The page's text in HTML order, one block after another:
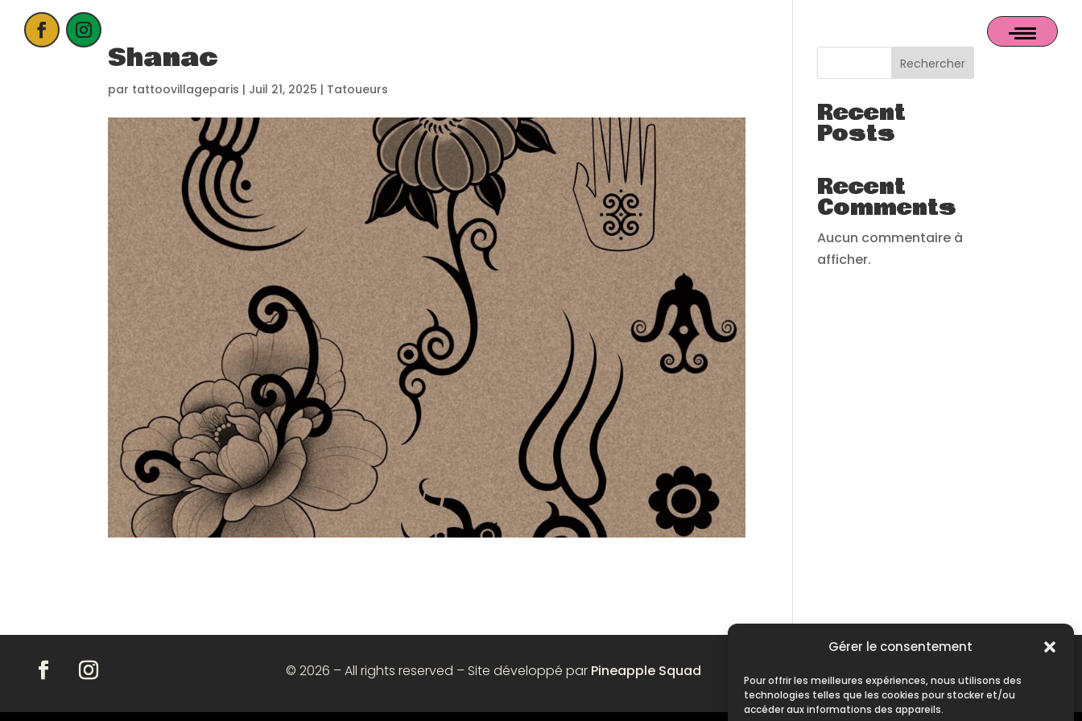
Gérer le consentement
Pour offrir les meilleures expériences, nous utilisons des
technologies telles que les cookies pour stocker et/ou
accéder aux informations des appareils.
ACCUEIL
PROCHAIN EVENT
CANDIDATER
NOS EXPOSANTS
CONTACT
PARTENAIRES
Shanac
par tattoovillageparis | Juil 21, 2025 | Tatoueurs
Rechercher
Recent
Posts
Recent
Comments
Aucun commentaire à
afficher.
© 2026 – All rights reserved – Site développé par Pineapple Squad